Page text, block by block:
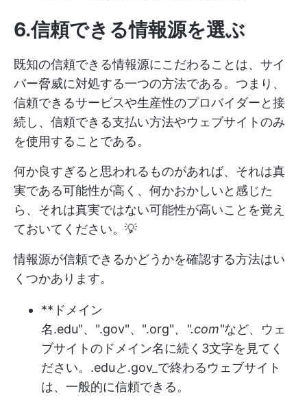
6.信頼できる情報源を選ぶ
既知の信頼できる情報源にこだわることは、サイ
バー脅威に対処する一つの方法である。つまり、
信頼できるサービスや生産性のプロバイダーと接
続し、信頼できる支払い方法やウェブサイトのみ
を使用することである。
何か良すぎると思われるものがあれば、それは真
実である可能性が高く、何かおかしいと感じた
ら、それは真実ではない可能性が高いことを覚え
ておいてください。💡
情報源が信頼できるかどうかを確認する方法はい
くつかあります。
**ドメイン
名.edu"、".gov"、".org"、".com"など、ウェ
ブサイトのドメイン名に続く3文字を見てく
ださい。.eduと.gov_で終わるウェブサイト
は、一般的に信頼できる。